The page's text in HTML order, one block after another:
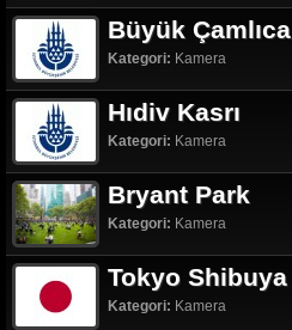
Büyük Çamlıca
Kategori: Kamera
Hıdiv Kasrı
Kategori: Kamera
Bryant Park
Kategori: Kamera
Tokyo Shibuya
Kategori: Kamera